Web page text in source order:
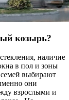
козырь?
наличие
в пол и зоны
семей выбирают
они
взрослыми и